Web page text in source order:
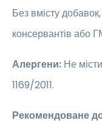
Без вмісту
консервантів або
Алергени: Не
1169/2011.
Рекомендоване